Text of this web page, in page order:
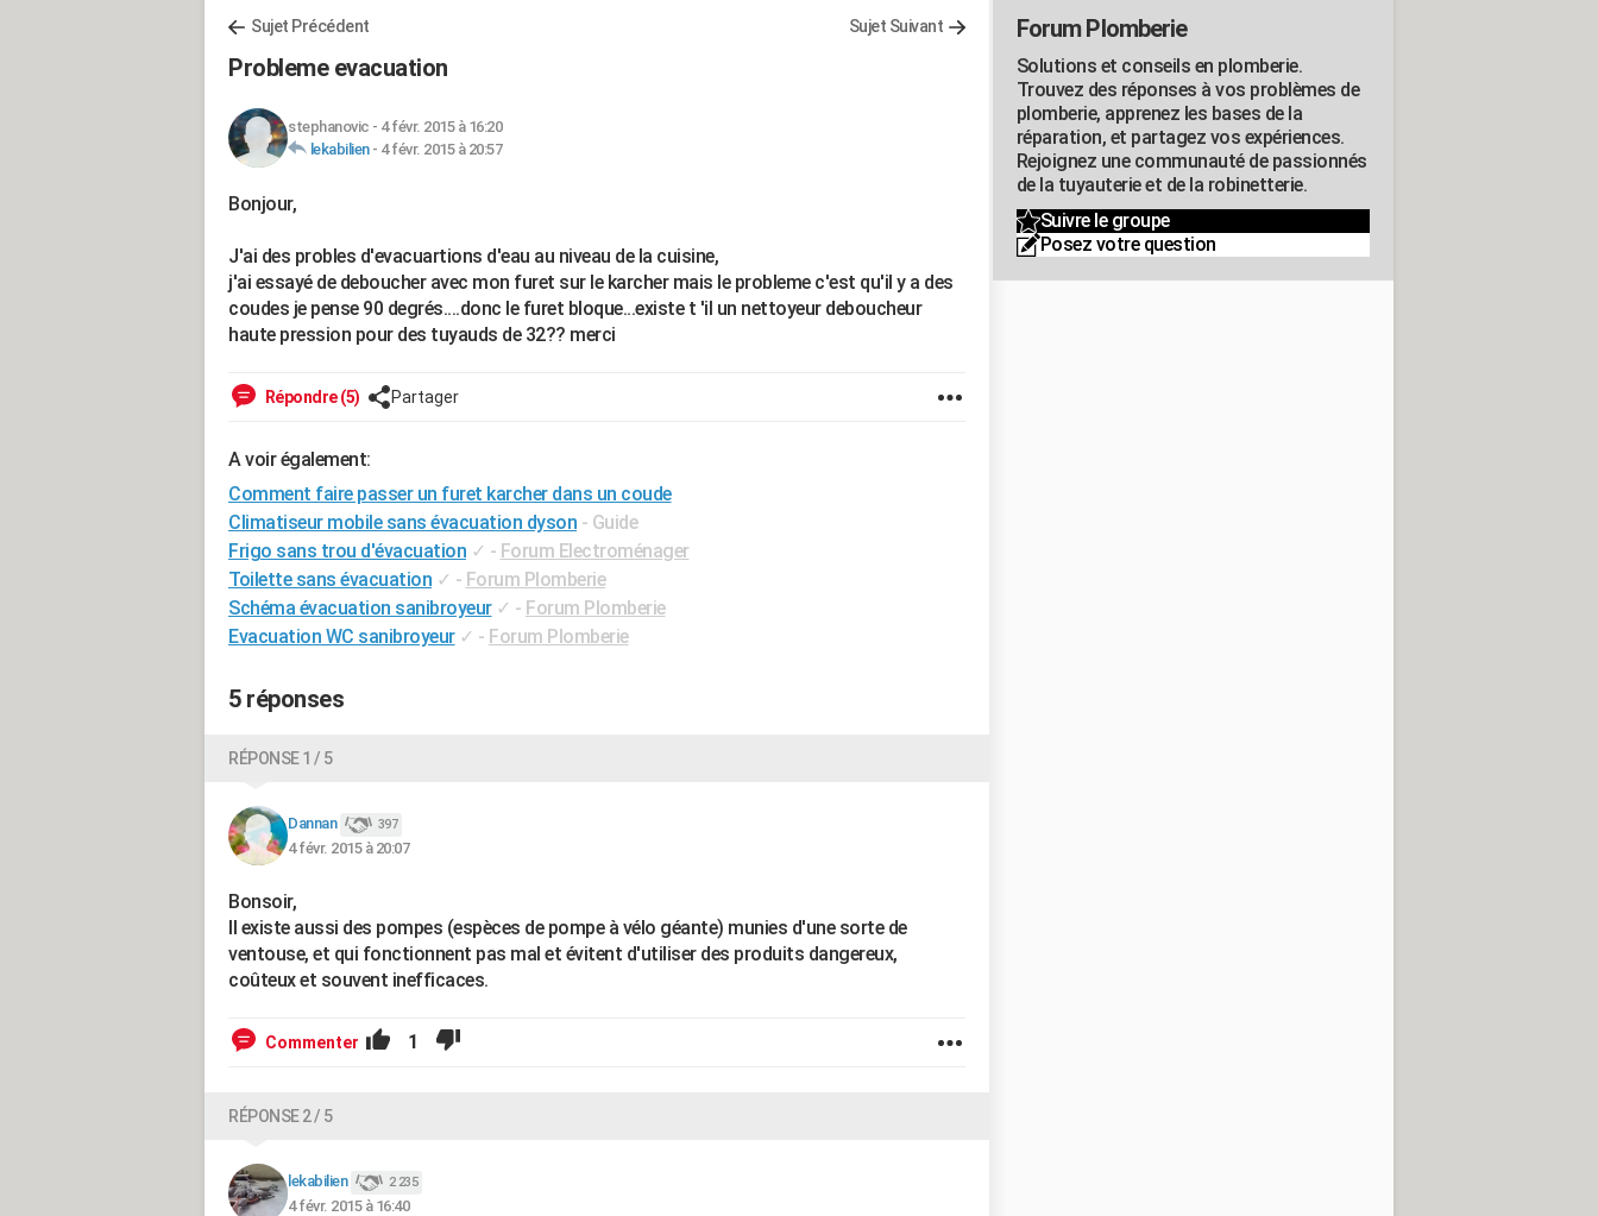
Sujet Précédent Sujet Suivant
Probleme evacuation
stephanovic - 4 févr. 2015 à 16:20
lekabilien- 4 févr. 2015 à 20:57
Bonjour,
J'ai des probles d'evacuartions d'eau au niveau de la cuisine,
j'ai essayé de deboucher avec mon furet sur le karcher mais le probleme c'est qu'il y a des
coudes je pense 90 degrés....donc le furet bloque...existe t 'il un nettoyeur deboucheur
haute pression pour des tuyauds de 32?? merci
Répondre (5) Partager
A voir également:
Comment faire passer un furet karcher dans un coude
Climatiseur mobile sans évacuation dyson - Guide
Frigo sans trou d'évacuation ✓ - Forum Electroménager
Toilette sans évacuation ✓ - Forum Plomberie
Schéma évacuation sanibroyeur ✓ - Forum Plomberie
Evacuation WC sanibroyeur ✓ - Forum Plomberie
5 réponses
RÉPONSE 1 / 5
Dannan 397
4 févr. 2015 à 20:07
Bonsoir,
Il existe aussi des pompes (espèces de pompe à vélo géante) munies d'une sorte de
ventouse, et qui fonctionnent pas mal et évitent d'utiliser des produits dangereux,
coûteux et souvent inefficaces.
Commenter 1
RÉPONSE 2 / 5
lekabilien 2 235
4 févr. 2015 à 16:40
Forum Plomberie
Solutions et conseils en plomberie.
Trouvez des réponses à vos problèmes de
plomberie, apprenez les bases de la
réparation, et partagez vos expériences.
Rejoignez une communauté de passionnés
de la tuyauterie et de la robinetterie.
Suivre le groupe
Posez votre question